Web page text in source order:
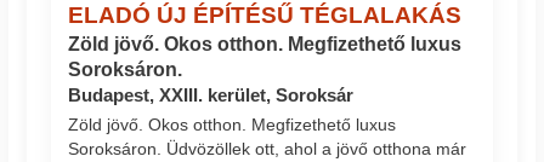
ELADÓ ÚJ ÉPÍTÉSŰ TÉGLALAKÁS
Zöld jövő. Okos otthon. Megfizethető luxus
Soroksáron.
Budapest, XXIII. kerület, Soroksár
Zöld jövő. Okos otthon. Megfizethető luxus
Soroksáron. Üdvözöllek ott, ahol a jövő otthona már